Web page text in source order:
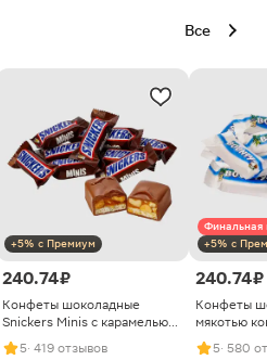
Все
+5% с Премиум
240.74 ₽
Конфеты шоколадные
Snickers Minis с карамелью
арахисом и нугой
5· 419 отзывов
Финальная
+5% с
240.74 ₽
Конфеты
мякотью
5· 580